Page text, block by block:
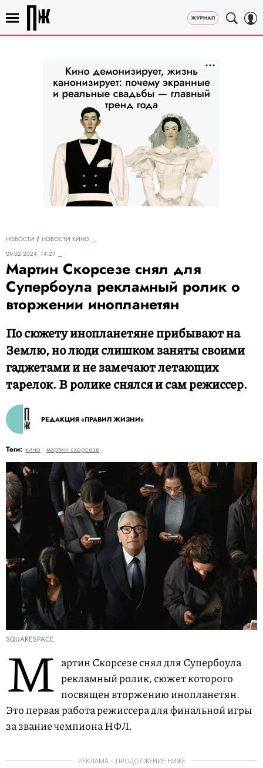
НОВОСТИ
НОВОСТИ КИНО
09.02.2024, 14:27
Мартин Скорсезе снял для
Супербоула рекламный ролик о
вторжении инопланетян
По сюжету инопланетяне прибывают на
Землю, но люди слишком заняты своими
гаджетами и не замечают летающих
тарелок. В ролике снялся и сам режиссер.
РЕДАКЦИЯ «ПРАВИЛ ЖИЗНИ»
Теги: кино мартин скорсезе
SQUARESPACE
М артин Скорсезе снял для Супербоула
рекламный ролик, сюжет которого
посвящен вторжению инопланетян.
Это первая работа режиссера для финальной игры
за звание чемпиона НФЛ.
РЕКЛАМА – ПРОДОЛЖЕНИЕ НИЖЕ